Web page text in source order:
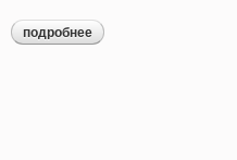
подробнее о экскурсия-квест